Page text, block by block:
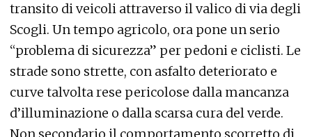
transito di veicoli attraverso il valico di via degli
Scogli. Un tempo agricolo, ora pone un serio
“problema di sicurezza” per pedoni e ciclisti. Le
strade sono strette, con asfalto deteriorato e
curve talvolta rese pericolose dalla mancanza
d’illuminazione o dalla scarsa cura del verde.